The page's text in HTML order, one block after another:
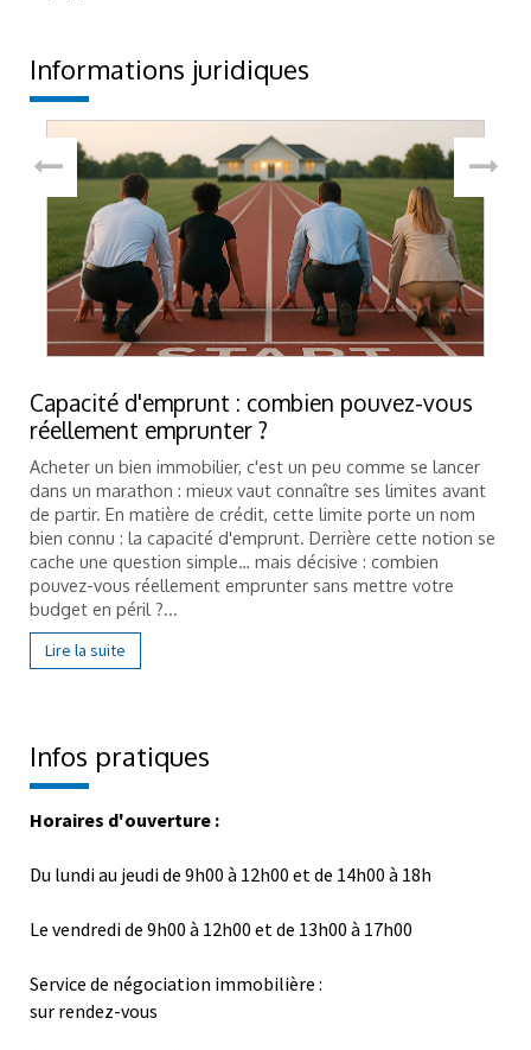
Informations juridiques
Capacité d'emprunt : combien pouvez-vous
réellement emprunter ?
Acheter un bien immobilier, c'est un peu comme se lancer
dans un marathon : mieux vaut connaître ses limites avant
de partir. En matière de crédit, cette limite porte un nom
bien connu : la capacité d'emprunt. Derrière cette notion se
cache une question simple… mais décisive : combien
pouvez-vous réellement emprunter sans mettre votre
budget en péril ?...
Lire la suite
Infos pratiques
Horaires d'ouverture :
Du lundi au jeudi de 9h00 à 12h00 et de 14h00 à 18h
Le vendredi de 9h00 à 12h00 et de 13h00 à 17h00
Service de négociation immobilière :
sur rendez-vous